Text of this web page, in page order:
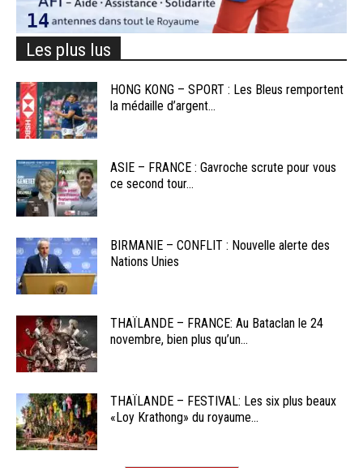
Les plus lus
HONG KONG – SPORT : Les Bleus remportent
la médaille d’argent...
ASIE – FRANCE : Gavroche scrute pour vous
ce second tour...
BIRMANIE – CONFLIT : Nouvelle alerte des
Nations Unies
THAÏLANDE – FRANCE: Au Bataclan le 24
novembre, bien plus qu’un...
THAÏLANDE – FESTIVAL: Les six plus beaux
«Loy Krathong» du royaume...